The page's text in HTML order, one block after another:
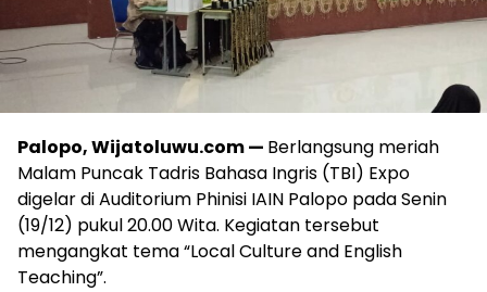
Palopo, Wijatoluwu.com — Berlangsung meriah
Malam Puncak Tadris Bahasa Ingris (TBI) Expo
digelar di Auditorium Phinisi IAIN Palopo pada Senin
(19/12) pukul 20.00 Wita. Kegiatan tersebut
mengangkat tema “Local Culture and English
Teaching”.